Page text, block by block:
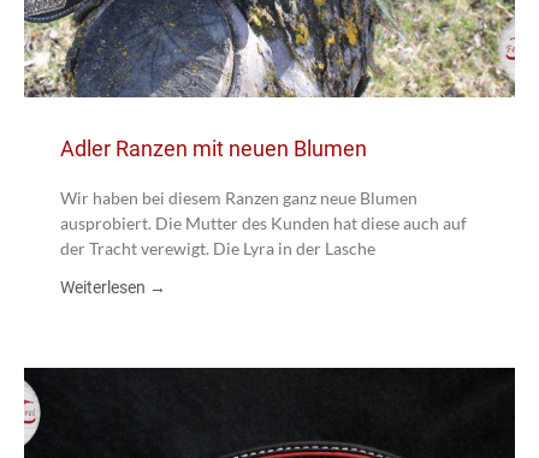
Adler Ranzen mit neuen Blumen
Wir haben bei diesem Ranzen ganz neue Blumen
ausprobiert. Die Mutter des Kunden hat diese auch auf
der Tracht verewigt. Die Lyra in der Lasche
Weiterlesen →